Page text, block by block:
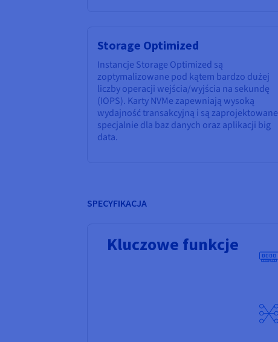
Storage Optimized
Instancje Storage Optimized są
zoptymalizowane pod kątem bardzo dużej
liczby operacji wejścia/wyjścia na sekundę
(IOPS). Karty NVMe zapewniają wysoką
wydajność transakcyjną i są zaprojektowane
specjalnie dla baz danych oraz aplikacji big
data.
SPECYFIKACJA
Kluczowe funkcje